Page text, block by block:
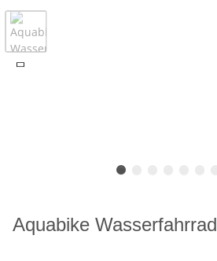
Aquabike Wasserfahrrad